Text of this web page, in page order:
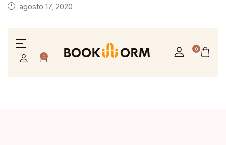
agosto 17, 2020
0
0